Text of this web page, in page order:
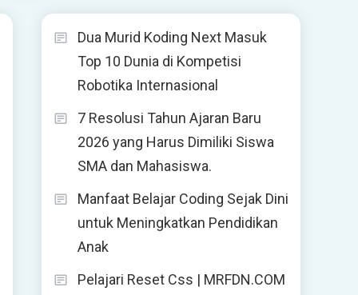
Dua Murid Koding Next Masuk
Top 10 Dunia di Kompetisi
Robotika Internasional
7 Resolusi Tahun Ajaran Baru
2026 yang Harus Dimiliki Siswa
SMA dan Mahasiswa.
Manfaat Belajar Coding Sejak Dini
untuk Meningkatkan Pendidikan
Anak
Pelajari Reset Css | MRFDN.COM